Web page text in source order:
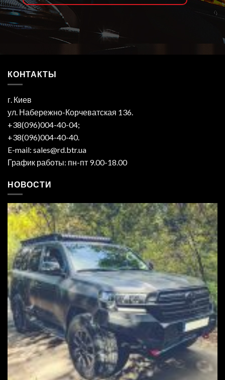
КОНТАКТЫ
г. Киев
ул. Набережно-Корчеватская 136.
+38(096)004-40-04;
+38(096)004-40-40.
E-mail: sales@rd.btr.ua
График работы: пн-пт 9.00-18.00
НОВОСТИ